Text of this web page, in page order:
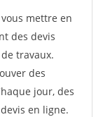
mettre en
des devis
travaux.
des
jour, des
en ligne.